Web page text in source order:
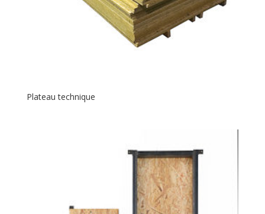
Plateau technique